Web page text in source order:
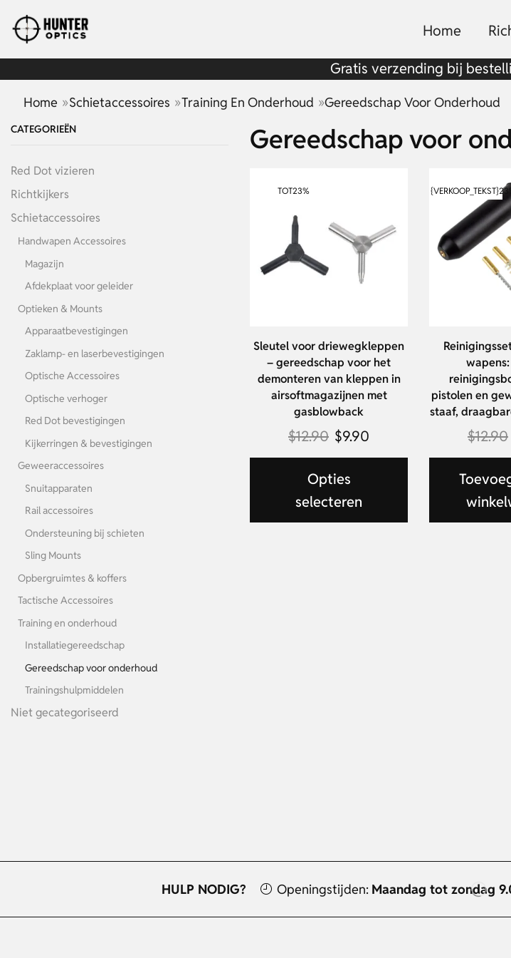
Home
Gratis verzending bij
Home »Schietaccessoires »Training En Onderhoud »Gereedschap Voor Onderhoud
Gereedschap voor
TOT23%
Sleutel voor driewegkleppen
– gereedschap voor het
demonteren van kleppen in
airsoftmagazijnen met
gasblowback
$12.90 $9.90
Opties
selecteren
{VERKOOP_TEKST}23%
pistolen en
staaf,
$12.90
CATEGORIEËN
Red Dot vizieren
Richtkijkers
Schietaccessoires
Handwapen Accessoires
Magazijn
Afdekplaat voor geleider
Optieken & Mounts
Apparaatbevestigingen
Zaklamp- en laserbevestigingen
Optische Accessoires
Optische verhoger
Red Dot bevestigingen
Kijkerringen & bevestigingen
Geweeraccessoires
Snuitapparaten
Rail accessoires
Ondersteuning bij schieten
Sling Mounts
Opbergruimtes & koffers
Tactische Accessoires
Training en onderhoud
Installatiegereedschap
Gereedschap voor onderhoud
Trainingshulpmiddelen
Niet gecategoriseerd
HULP NODIG? Openingstijden: Maandag tot zondag